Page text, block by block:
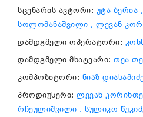
სცენარის ავტორი: უტა ბერია
სოლომანაშვილი , ლევან
დამდგმელი ოპერატორი:
დამდგმელი მხატვარი: თეა
კომპოზიტორი: ნიაზ
პროდიუსერი: ლევან
რჩეულიშვილი , სულიკო